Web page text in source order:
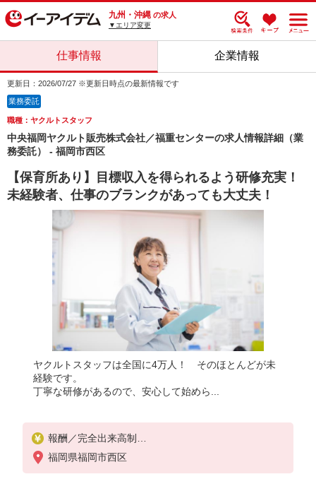
九州・沖縄 の求人
▼エリア変更
仕事情報 企業情報
更新日：2026/07/27 ※更新日時点の最新情報です
業務委託
職種：ヤクルトスタッフ
中央福岡ヤクルト販売株式会社／福重センターの求人情報詳細（業
務委託） - 福岡市西区
【保育所あり】目標収入を得られるよう研修充実！
未経験者、仕事のブランクがあっても大丈夫！
ヤクルトスタッフは全国に4万人！ そのほとんどが未
経験です。
丁寧な研修があるので、安心して始めら...
報酬／完全出来高制
◎扶養の範囲内OK◎扶養の範囲を超えた高収入（10
万円以上）OK
福岡県福岡市西区